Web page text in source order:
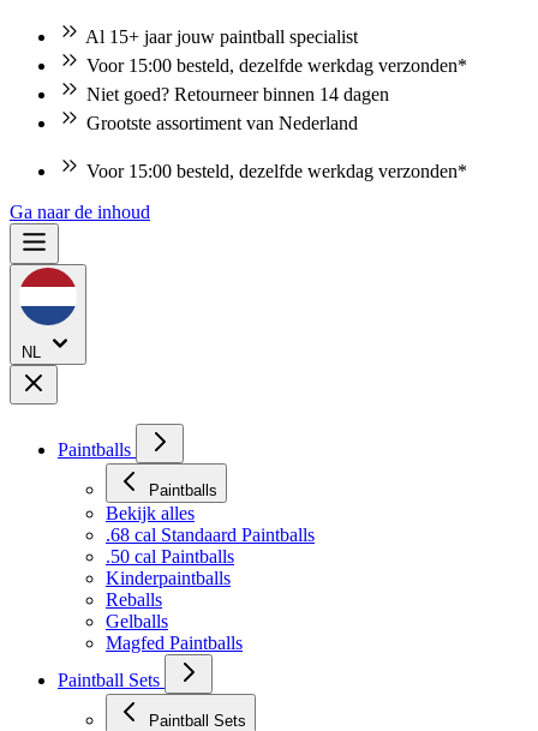
Al 15+ jaar jouw paintball specialist
Voor 15:00 besteld, dezelfde werkdag verzonden*
Niet goed? Retourneer binnen 14 dagen
Grootste assortiment van Nederland
Voor 15:00 besteld, dezelfde werkdag verzonden*
Ga naar de inhoud
NL
Paintballs
Paintballs
Bekijk alles
.68 cal Standaard Paintballs
.50 cal Paintballs
Kinderpaintballs
Reballs
Gelballs
Magfed Paintballs
Paintball Sets
Paintball Sets